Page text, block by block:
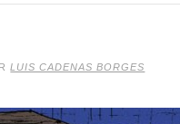
LUIS CADENAS BORGES